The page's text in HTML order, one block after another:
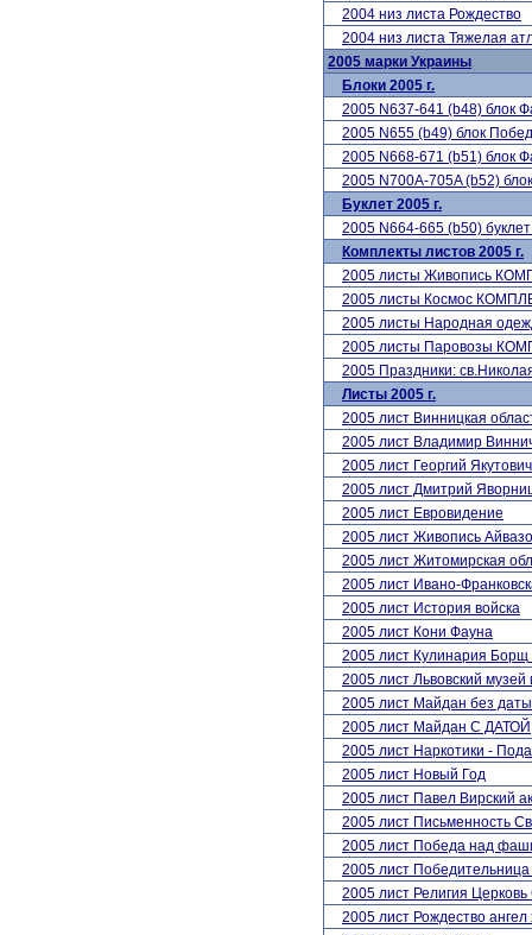
2004 низ листа Рождество
2004 низ листа Тяжелая
2005 марки Украины
Блоки 2005 г.
2005 N637-641 (b48) блок
2005 N655 (b49) блок
2005 N668-671 (b51) блок
2005 N700A-705A (b52)
Буклет 2005 г.
2005 N664-665 (b50)
Комплекты листов 2005 г.
2005 листы Живопись
2005 листы Космос
2005 листы Народная
2005 листы Паровозы
2005 Праздники:
Листы 2005 г.
2005 лист Винницкая
2005 лист Владимир
2005 лист Георгий
2005 лист Дмитрий
2005 лист Евровидение
2005 лист Живопись
2005 лист Житомирская
2005 лист Ивано-
2005 лист История войска
2005 лист Кони Фауна
2005 лист Кулинария
2005 лист Львовский музей
2005 лист Майдан без даты
2005 лист Майдан С ДАТОЙ
2005 лист Наркотики -
2005 лист Новый Год
2005 лист Павел Вирский
2005 лист Письменность
2005 лист Победа над
2005 лист
2005 лист Религия
2005 лист Рождество ангел